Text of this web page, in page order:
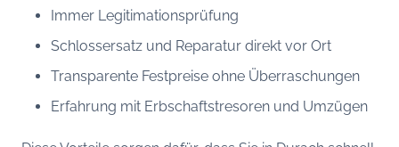
Immer Legitimationsprüfung
Schlossersatz und Reparatur direkt vor Ort
Transparente Festpreise ohne Überraschungen
Erfahrung mit Erbschaftstresoren und Umzügen